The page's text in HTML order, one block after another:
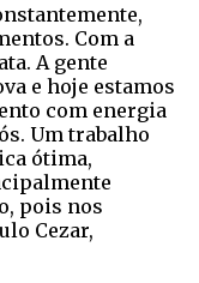
Com a
A gente
e hoje estamos
com energia
Um trabalho
ótima,
pois nos
Cezar,